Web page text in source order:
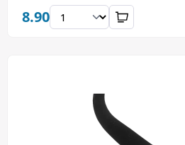
8.90